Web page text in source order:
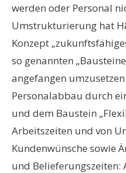
werden oder Personal
Umstrukturierung hat
Konzept
so genannten
angefangen
Personalabbau durch
und dem Baustein
Arbeitszeiten und von
Kundenwünsche sowie
und Belieferungszeiten: